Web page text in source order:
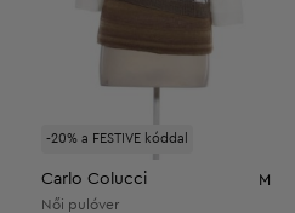
-20% a FESTIVE kóddal
Carlo Colucci M
Női pulóver